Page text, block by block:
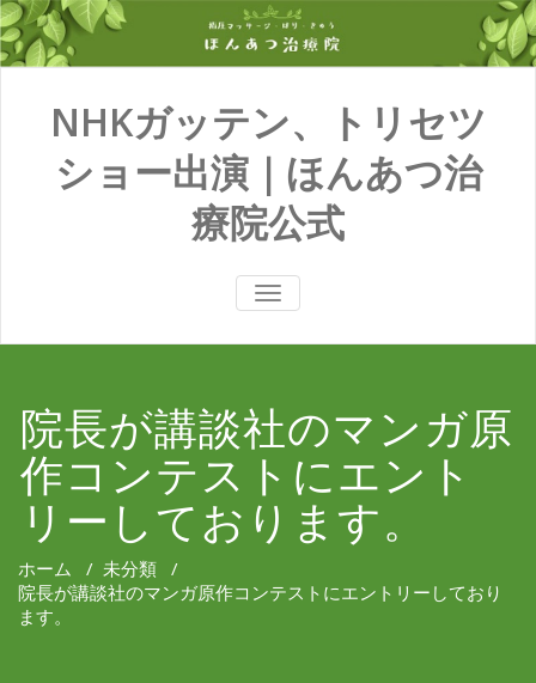
NHKガッテン、トリセツ
ショー出演｜ほんあつ治
療院公式
TOGGLE
院長が講談社のマンガ原
作コンテストにエント
リーしております。
ホーム / 未分類 /
院長が講談社のマンガ原作コンテストにエントリーしており
ます。